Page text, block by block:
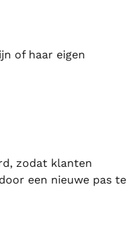
of haar eigen
zodat klanten
een nieuwe pas te